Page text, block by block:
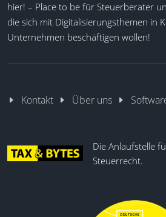
hier! – Place to be für Steuerberater
die sich mit Digitalisierungsthemen in
Unternehmen beschäftigen wollen!
Kontakt Über uns
Die Anlaufstelle
Steuerrecht.